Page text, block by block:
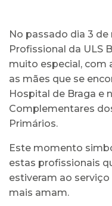
No passado dia 3
Profissional da ULS
muito especial, com
as mães que se
Hospital de Braga e
Complementares
Primários.
Este momento
estas profissionais
estiveram ao
mais amam.